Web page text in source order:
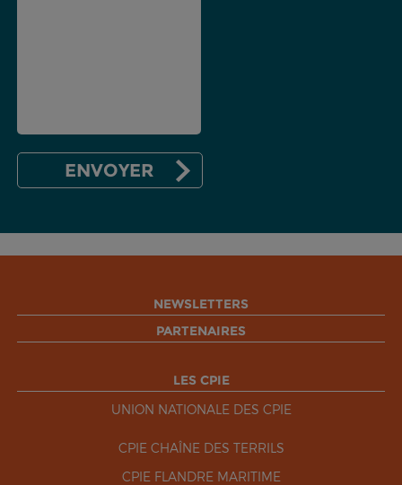
NEWSLETTERS
PARTENAIRES
LES CPIE
UNION NATIONALE DES CPIE
CPIE CHAÎNE DES TERRILS
CPIE FLANDRE MARITIME